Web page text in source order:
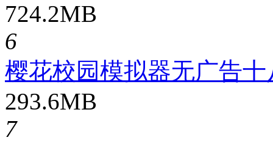
724.2MB
6
樱花校园模拟器无广告
293.6MB
7